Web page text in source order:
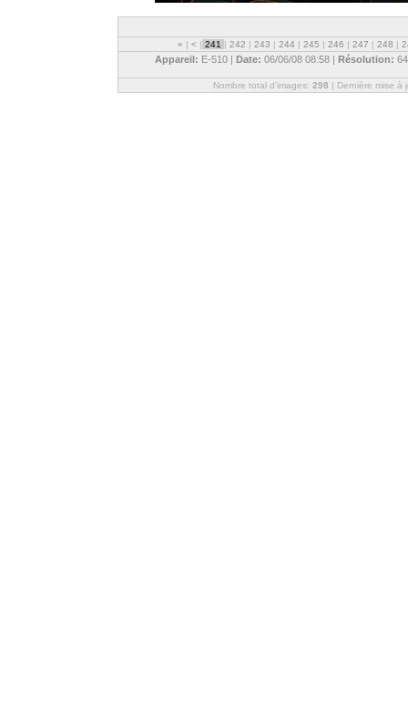
« | < | 241 | 242 | 243 | 244 | 245 | 246 | 247 | 248 |
Appareil: E-510 | Date: 06/06/08 08:58 | Résolution:
Nombre total d'images: 298 | Dernière mise à